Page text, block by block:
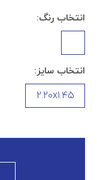
انتخاب رنگ:
انتخاب سایز:
2.20x1.45